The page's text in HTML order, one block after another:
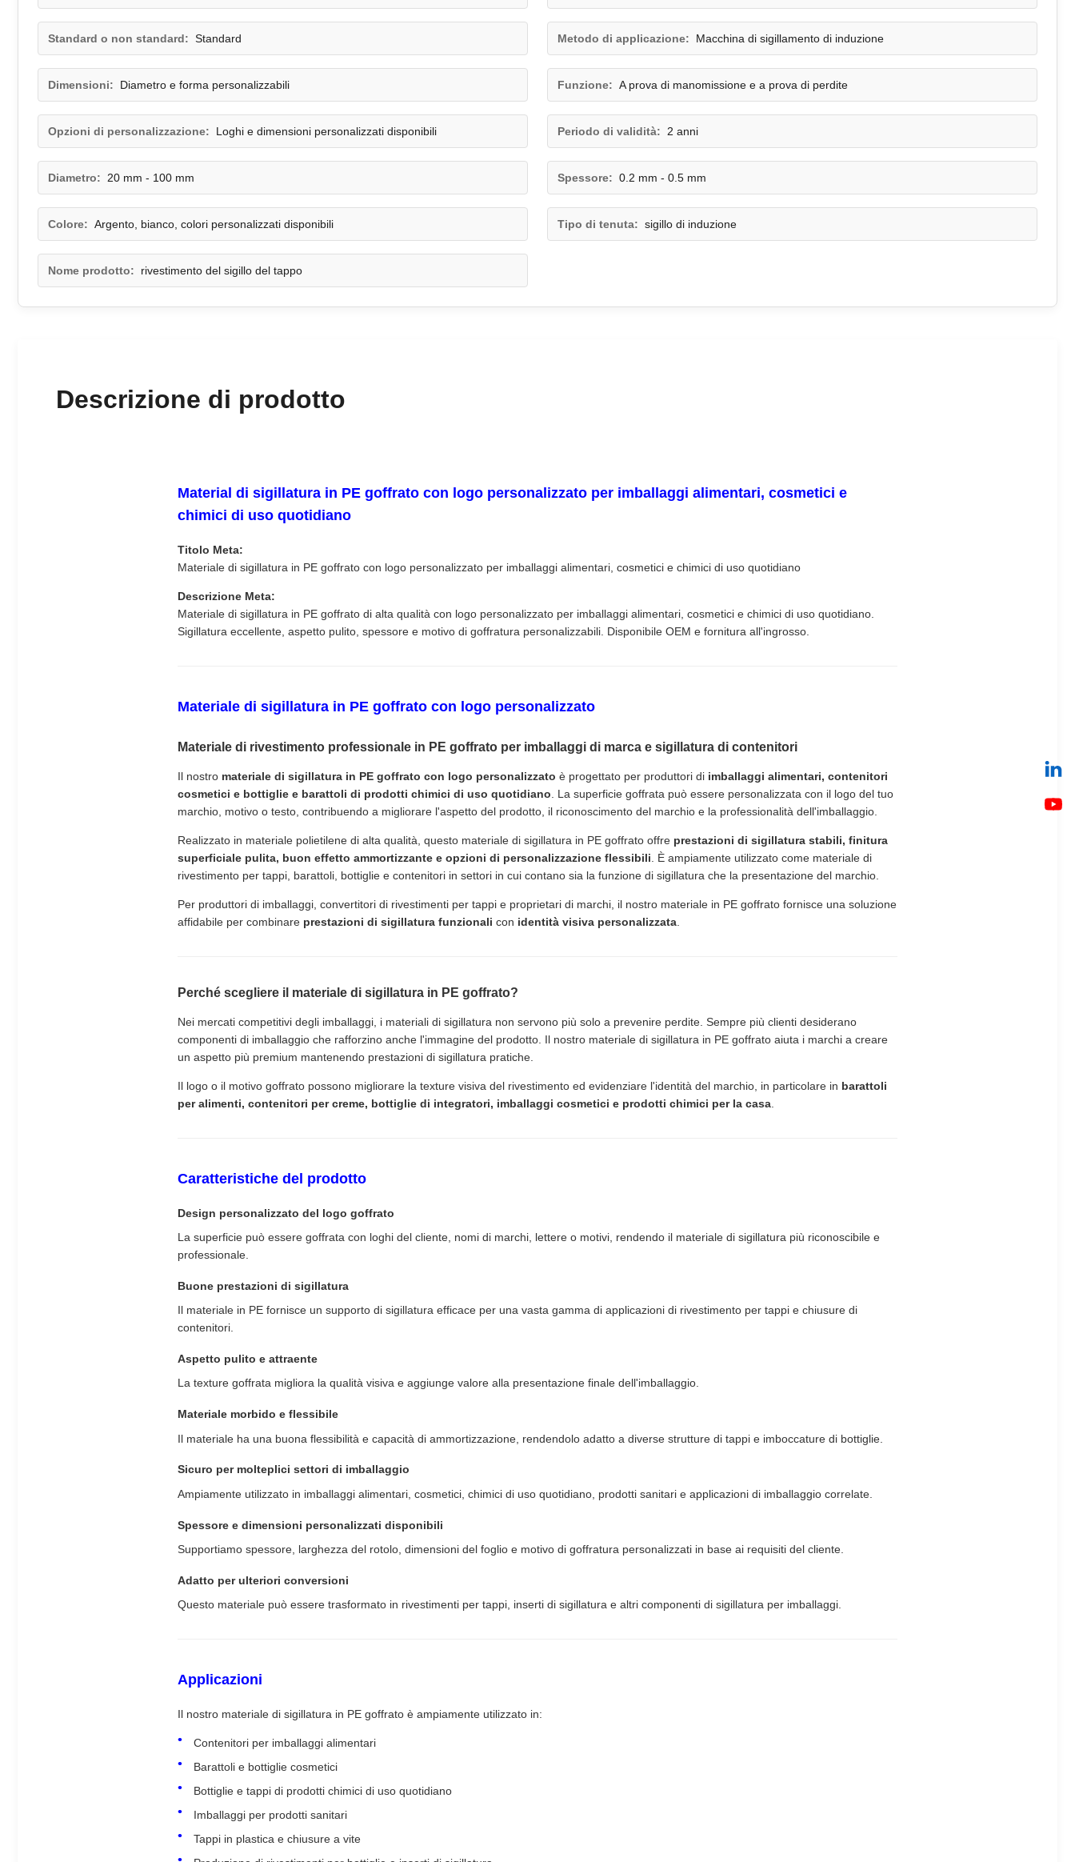
Standard o non standard: Standard Metodo di applicazione: Macchina di sigillamento di induzione
Dimensioni: Diametro e forma personalizzabili Funzione: A prova di manomissione e a prova di perdite
Opzioni di personalizzazione: Loghi e dimensioni personalizzati disponibili Periodo di validità: 2 anni
Diametro: 20 mm - 100 mm Spessore: 0.2 mm - 0.5 mm
Colore: Argento, bianco, colori personalizzati disponibili Tipo di tenuta: sigillo di induzione
Nome prodotto: rivestimento del sigillo del tappo
Descrizione di prodotto
Material di sigillatura in PE goffrato con logo personalizzato per imballaggi alimentari, cosmetici e
chimici di uso quotidiano
Titolo Meta:
Materiale di sigillatura in PE goffrato con logo personalizzato per imballaggi alimentari, cosmetici e chimici di uso quotidiano
Descrizione Meta:
Materiale di sigillatura in PE goffrato di alta qualità con logo personalizzato per imballaggi alimentari, cosmetici e chimici di uso quotidiano.
Sigillatura eccellente, aspetto pulito, spessore e motivo di goffratura personalizzabili. Disponibile OEM e fornitura all'ingrosso.
Materiale di sigillatura in PE goffrato con logo personalizzato
Materiale di rivestimento professionale in PE goffrato per imballaggi di marca e sigillatura di contenitori
Il nostro materiale di sigillatura in PE goffrato con logo personalizzato è progettato per produttori di imballaggi alimentari, contenitori
cosmetici e bottiglie e barattoli di prodotti chimici di uso quotidiano . La superficie goffrata può essere personalizzata con il logo del tuo
marchio, motivo o testo, contribuendo a migliorare l'aspetto del prodotto, il riconoscimento del marchio e la professionalità dell'imballaggio.
Realizzato in materiale polietilene di alta qualità, questo materiale di sigillatura in PE goffrato offre prestazioni di sigillatura stabili, finitura
superficiale pulita, buon effetto ammortizzante e opzioni di personalizzazione flessibili . È ampiamente utilizzato come materiale di
rivestimento per tappi, barattoli, bottiglie e contenitori in settori in cui contano sia la funzione di sigillatura che la presentazione del marchio.
Per produttori di imballaggi, convertitori di rivestimenti per tappi e proprietari di marchi, il nostro materiale in PE goffrato fornisce una soluzione
affidabile per combinare prestazioni di sigillatura funzionali con identità visiva personalizzata
Perché scegliere il materiale di sigillatura in PE goffrato?
Nei mercati competitivi degli imballaggi, i materiali di sigillatura non servono più solo a prevenire perdite. Sempre più clienti desiderano
componenti di imballaggio che rafforzino anche l'immagine del prodotto. Il nostro materiale di sigillatura in PE goffrato aiuta i marchi a creare
un aspetto più premium mantenendo prestazioni di sigillatura pratiche.
Il logo o il motivo goffrato possono migliorare la texture visiva del rivestimento ed evidenziare l'identità del marchio, in particolare in barattoli
per alimenti, contenitori per creme, bottiglie di integratori, imballaggi cosmetici e prodotti chimici per la casa
Caratteristiche del prodotto
Design personalizzato del logo goffrato
La superficie può essere goffrata con loghi del cliente, nomi di marchi, lettere o motivi, rendendo il materiale di sigillatura più riconoscibile e
professionale.
Buone prestazioni di sigillatura
Il materiale in PE fornisce un supporto di sigillatura efficace per una vasta gamma di applicazioni di rivestimento per tappi e chiusure di
contenitori.
Aspetto pulito e attraente
La texture goffrata migliora la qualità visiva e aggiunge valore alla presentazione finale dell'imballaggio.
Materiale morbido e flessibile
Il materiale ha una buona flessibilità e capacità di ammortizzazione, rendendolo adatto a diverse strutture di tappi e imboccature di bottiglie.
Sicuro per molteplici settori di imballaggio
Ampiamente utilizzato in imballaggi alimentari, cosmetici, chimici di uso quotidiano, prodotti sanitari e applicazioni di imballaggio correlate.
Spessore e dimensioni personalizzati disponibili
Supportiamo spessore, larghezza del rotolo, dimensioni del foglio e motivo di goffratura personalizzati in base ai requisiti del cliente.
Adatto per ulteriori conversioni
Questo materiale può essere trasformato in rivestimenti per tappi, inserti di sigillatura e altri componenti di sigillatura per imballaggi.
Applicazioni
Il nostro materiale di sigillatura in PE goffrato è ampiamente utilizzato in:
Contenitori per imballaggi alimentari
Barattoli e bottiglie cosmetici
Bottiglie e tappi di prodotti chimici di uso quotidiano
Imballaggi per prodotti sanitari
Tappi in plastica e chiusure a vite